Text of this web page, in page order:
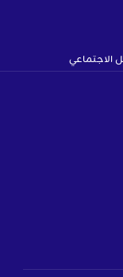
الاجتماعي